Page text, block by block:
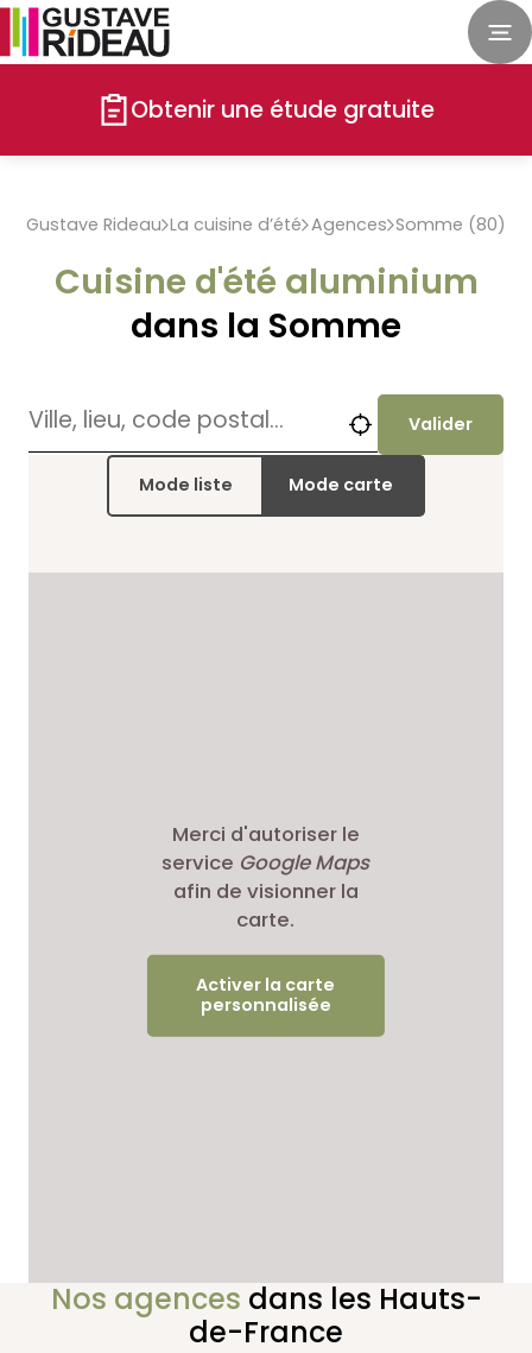
Obtenir une étude gratuite
Gustave Rideau La cuisine d’été Agences Somme (80)
Cuisine d'été aluminium
dans la Somme
Valider
Mode liste Mode carte
Merci d'autoriser le
service Google Maps
afin de visionner la
carte.
Activer la carte
personnalisée
Nos agences dans les Hauts-
de-France